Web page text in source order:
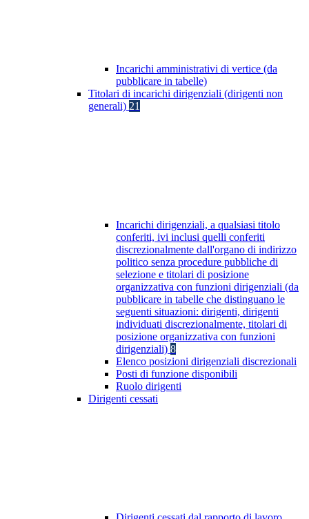
Incarichi amministrativi di vertice (da
pubblicare in tabelle)
Titolari di incarichi dirigenziali (dirigenti non
generali) 21
Incarichi dirigenziali, a qualsiasi titolo
conferiti, ivi inclusi quelli conferiti
discrezionalmente dall'organo di indirizzo
politico senza procedure pubbliche di
selezione e titolari di posizione
organizzativa con funzioni dirigenziali (da
pubblicare in tabelle che distinguano le
seguenti situazioni: dirigenti, dirigenti
individuati discrezionalmente, titolari di
posizione organizzativa con funzioni
dirigenziali) 8
Elenco posizioni dirigenziali discrezionali
Posti di funzione disponibili
Ruolo dirigenti
Dirigenti cessati